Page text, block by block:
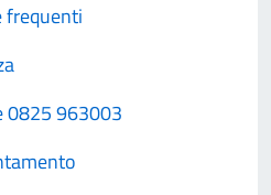
frequenti
0825 963003